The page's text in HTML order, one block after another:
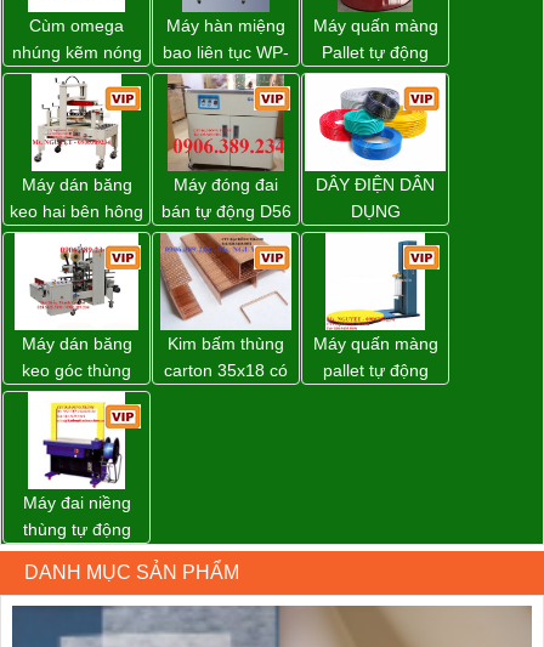
Cùm omega
nhúng kẽm nóng
Máy hàn miệng
bao liên tục WP-
1200V chính
hãng giá tốt
Máy quấn màng
Pallet tự động
WP-55 xuất xứ
Đài Loan
Máy dán băng
keo hai bên hông
thùng carton
WP-5050SA giá
rẻ Miền Nam
Máy đóng đai
bán tự động D56
Strapack
DÂY ĐIỆN DÂN
DỤNG
Máy dán băng
keo góc thùng
carton giá tốt
Đồng Nai
Kim bấm thùng
carton 35x18 có
Máy quấn màng
pallet tự động
Máy đai niềng
thùng tự động
DBA-200 giá tốt
DANH MỤC SẢN PHẨM